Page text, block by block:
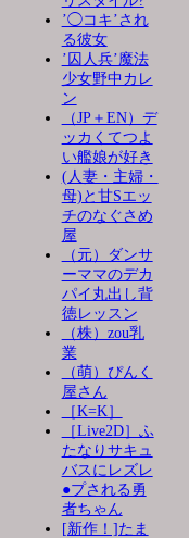
’◯コキ’され
る彼女
’囚人兵’魔法
少女野中カレ
ン
（JP＋EN）デ
ッカくてつよ
い艦娘が好き
(人妻・主婦・
母)と甘Sエッ
チのなぐさめ
屋
（元）ダンサ
ーママのデカ
パイ丸出し背
徳レッスン
（株）zou乳
業
（萌）ぴんく
屋さん
［K=K］
［Live2D］ふ
たなりサキュ
バスにレズレ
●プされる勇
者ちゃん
[新作！]たま